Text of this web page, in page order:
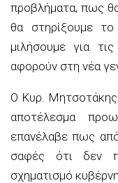
προβλήματα, πως
θα στηρίξουμε
μιλήσουμε για
αφορούν στη νέα
Ο Κυρ. Μητσοτάκης
αποτέλεσμα
επανέλαβε πως
σαφές ότι δεν
σχηματισμό